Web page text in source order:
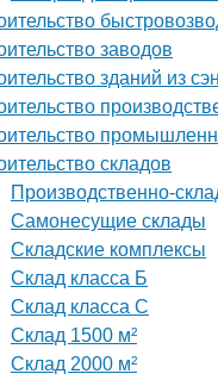
заводов
зданий из
складов
Производственно-
Самонесущие склады
Складские комплексы
Склад класса Б
Склад класса С
Склад 1500 м²
Склад 2000 м²